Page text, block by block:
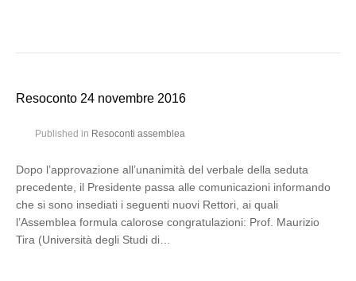
Resoconto 24 novembre 2016
Published in Resoconti assemblea
Dopo l’approvazione all’unanimità del verbale della seduta
precedente, il Presidente passa alle comunicazioni informando
che si sono insediati i seguenti nuovi Rettori, ai quali
l’Assemblea formula calorose congratulazioni: Prof. Maurizio
Tira (Università degli Studi di…